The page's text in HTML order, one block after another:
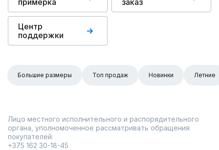
примерка
заказ
Центр
поддержки
Большие размеры Топ продаж Новинки Летние
Лицо местного исполнительного и распорядительного
органа, уполномоченное рассматривать обращения
покупателей:
+375 162 30-18-45